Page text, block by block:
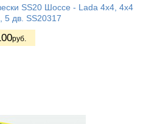
SS20 Шоссе - Lada 4x4, 4x4
5 дв. SS20317
руб.